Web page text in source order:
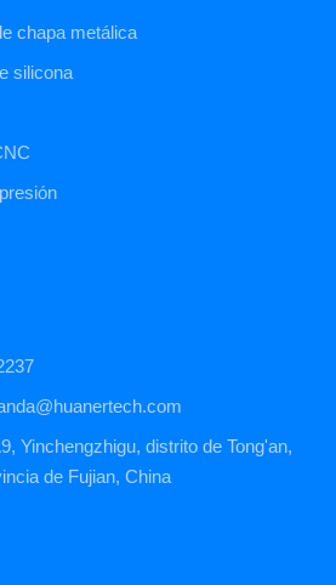
chapa metálica
silicona
Yinchengzhigu, distrito de Tong'an,
de Fujian, China